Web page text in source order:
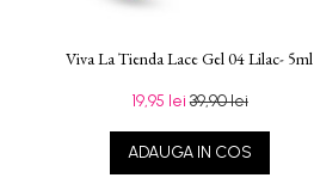
Viva La Tienda Lace Gel 04 Lilac- 5ml
19,95 lei39,90 lei
ADAUGA IN COS